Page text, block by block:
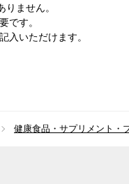
ません。
です。
入いただけます。
健康食品・サプリメント・